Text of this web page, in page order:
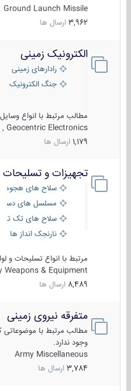
Ground Launch Missile
3,962 ارسال ها
الکترونیک زمینی
رادارهای زمینی
جنگ الکترونیک
مطالب مرتبط با انواع وسایل
, Geocentric Electronics
1,179 ارسال ها
تجهیزات و تسلیحات
سلاح های هجومی
مسلسل های دستی
سلاح های تک تیر
نارنجک انداز ها
مرتبط با انواع تسلیحات و
Weapons & Equipment
8,489 ارسال ها
متفرقه نیروی زمینی
مطالب مرتبط با موضوعاتی
وجود ندارد.
Army Miscellaneous
3,784 ارسال ها